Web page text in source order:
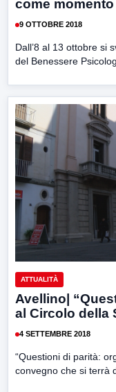
come
9 OTTOBRE 2018
Dall’8 al 13 ottobre si
del Benessere
ATTUALITÀ
Avellino|
al Circolo della
4 SETTEMBRE 2018
“Questioni di parità:
convegno che si terrà